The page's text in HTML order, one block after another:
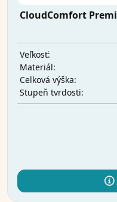
CloudComfort
Veľkosť:
Materiál:
Celková výška:
Stupeň tvrdosti: